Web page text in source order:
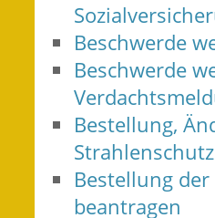
Beschwerde
Beschwerde
Bestellung,
Bestellung
beantragen